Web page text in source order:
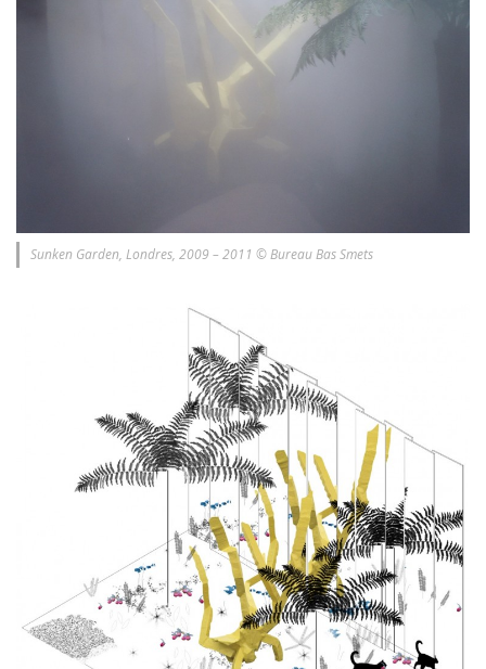
Sunken Garden, Londres, 2009 – 2011 © Bureau Bas Smets